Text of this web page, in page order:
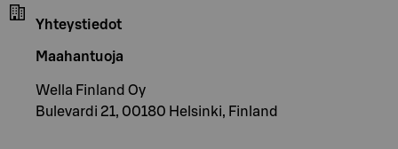
Yhteystiedot
Maahantuoja
Wella Finland Oy
Bulevardi 21, 00180 Helsinki, Finland